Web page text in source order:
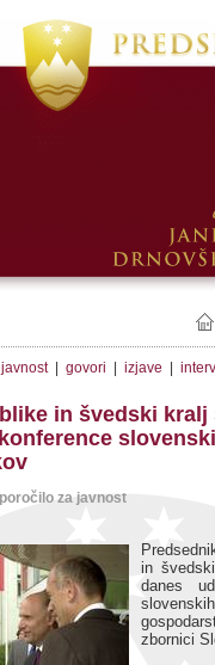
| govori izjave
in švedski kralj
za javnost
in
danes
zbornici